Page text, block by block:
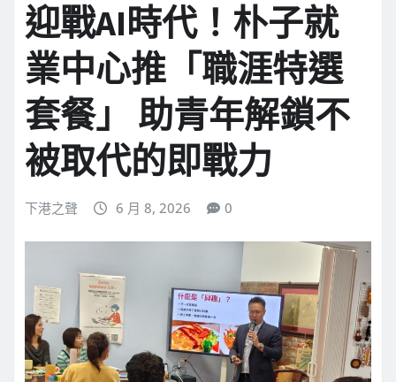
迎戰AI時代！朴子就
業中心推「職涯特選
套餐」 助青年解鎖不
被取代的即戰力
下港之聲 6 月 8, 2026 0